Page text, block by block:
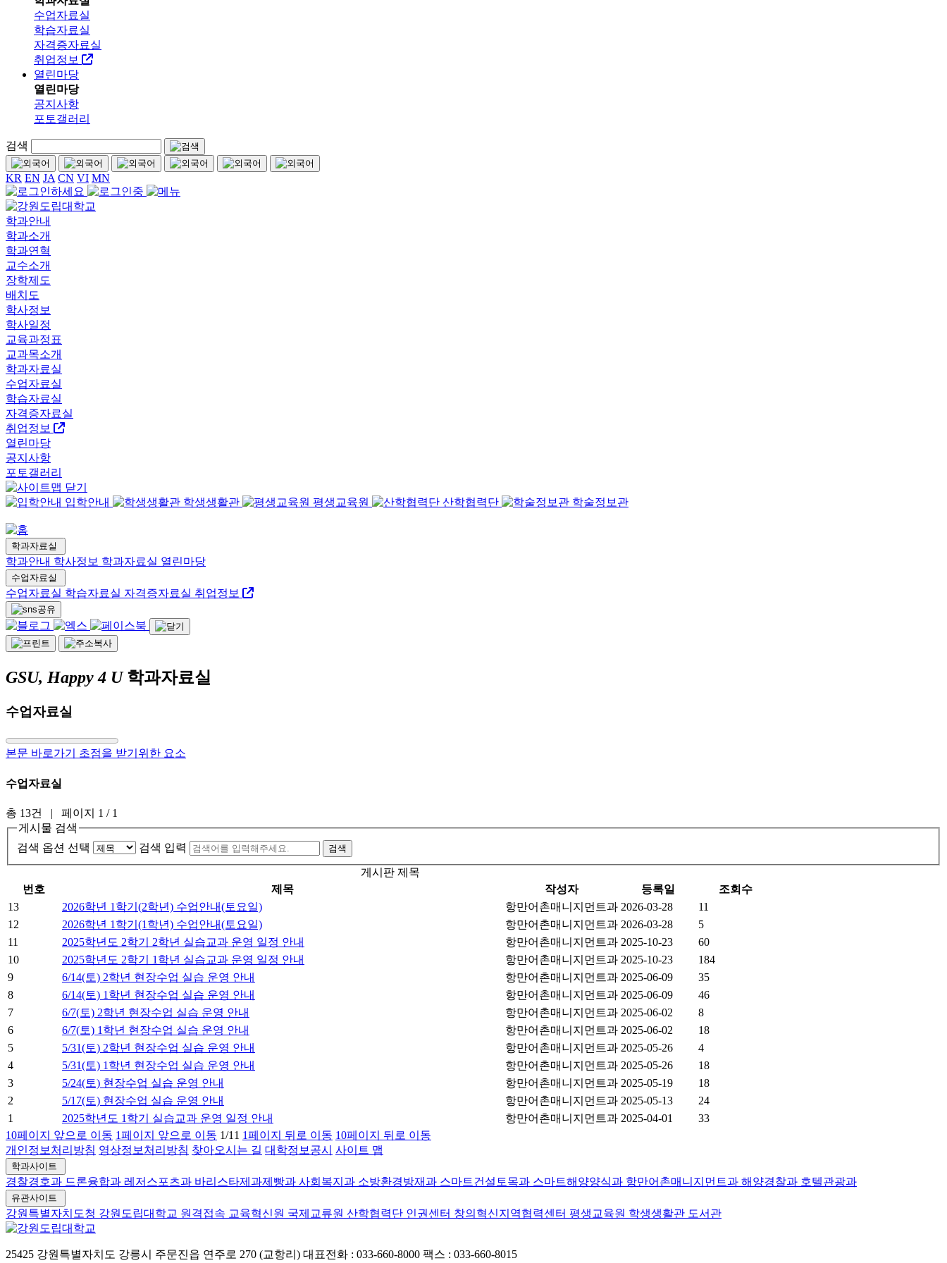
수업자료실
학습자료실
자격증자료실
취업정보
열린마당
열린마당
공지사항
포토갤러리
검색
KR EN JA CN VI MN
학과안내
학과소개
학과연혁
교수소개
장학제도
배치도
학사정보
학사일정
교육과정표
교과목소개
학과자료실
수업자료실
학습자료실
자격증자료실
취업정보
열린마당
공지사항
포토갤러리
입학안내 학생생활관 평생교육원 산학협력단 학술정보관
학과자료실
학과안내 학사정보 학과자료실 열린마당
수업자료실
수업자료실 학습자료실 자격증자료실 취업정보
GSU, Happy 4 U 학과자료실
수업자료실
본문 바로가기 초점을 받기위한 요소
수업자료실
총 13건
| 페이지 1 / 1
게시물 검색
검색 옵션 선택
검색 입력
게시판 제목
번호
제목 작성자 등록일
조회수
13
2026학년 1학기(2학년) 수업안내(토요일) 항만어촌매니지먼트과 2026-03-28
11
12
2026학년 1학기(1학년) 수업안내(토요일) 항만어촌매니지먼트과 2026-03-28
5
11
2025학년도 2학기 2학년 실습교과 운영 일정 안내 항만어촌매니지먼트과 2025-10-23
60
10
2025학년도 2학기 1학년 실습교과 운영 일정 안내 항만어촌매니지먼트과 2025-10-23
184
9
6/14(토) 2학년 현장수업 실습 운영 안내 항만어촌매니지먼트과 2025-06-09
35
8
6/14(토) 1학년 현장수업 실습 운영 안내 항만어촌매니지먼트과 2025-06-09
46
7
6/7(토) 2학년 현장수업 실습 운영 안내 항만어촌매니지먼트과 2025-06-02
8
6
6/7(토) 1학년 현장수업 실습 운영 안내 항만어촌매니지먼트과 2025-06-02
18
5
5/31(토) 2학년 현장수업 실습 운영 안내 항만어촌매니지먼트과 2025-05-26
4
4
5/31(토) 1학년 현장수업 실습 운영 안내 항만어촌매니지먼트과 2025-05-26
18
3
5/24(토) 현장수업 실습 운영 안내 항만어촌매니지먼트과 2025-05-19
18
2
5/17(토) 현장수업 실습 운영 안내 항만어촌매니지먼트과 2025-05-13
24
1
2025학년도 1학기 실습교과 운영 일정 안내 항만어촌매니지먼트과 2025-04-01
33
10페이지 앞으로 이동 1페이지 앞으로 이동 1/1 1 1페이지 뒤로 이동 10페이지 뒤로 이동
개인정보처리방침 영상정보처리방침 찾아오시는 길 대학정보공시 사이트 맵
학과사이트
경찰경호과 드론융합과 레저스포츠과 바리스타제과제빵과 사회복지과 소방환경방재과 스마트건설토목과 스마트해양양식과 항만어촌매니지먼트과 해양경찰과 호텔관광과
유관사이트
강원특별자치도청 강원도립대학교 원격접속 교육혁신원 국제교류원 산학협력단 인권센터 창의혁신지역협력센터 평생교육원 학생생활관 도서관
25425 강원특별자치도 강릉시 주문진읍 연주로 270 (교항리) 대표전화 : 033-660-8000 팩스 : 033-660-8015